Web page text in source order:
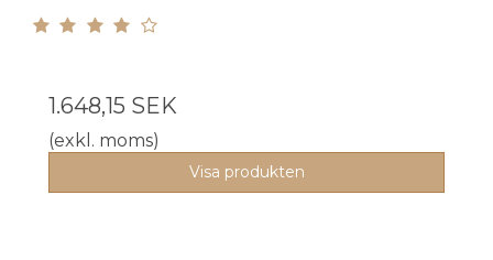
1.648,15 SEK
(exkl. moms)
Visa produkten